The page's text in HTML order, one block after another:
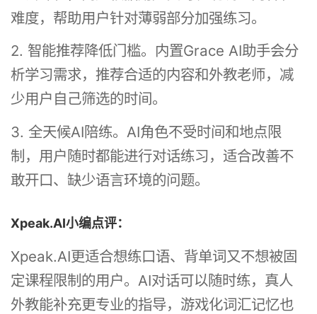
难度，帮助用户针对薄弱部分加强练习。
2. 智能推荐降低门槛。内置Grace AI助手会分
析学习需求，推荐合适的内容和外教老师，减
少用户自己筛选的时间。
3. 全天候AI陪练。AI角色不受时间和地点限
制，用户随时都能进行对话练习，适合改善不
敢开口、缺少语言环境的问题。
Xpeak.AI小编点评：
Xpeak.AI更适合想练口语、背单词又不想被固
定课程限制的用户。AI对话可以随时练，真人
外教能补充更专业的指导，游戏化词汇记忆也